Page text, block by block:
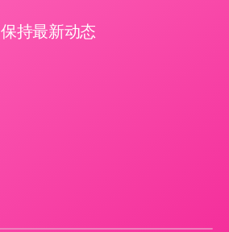
保持最新动态